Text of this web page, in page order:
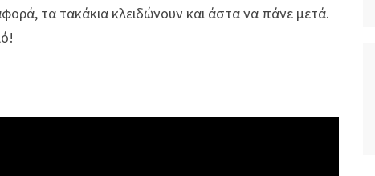
τα τακάκια κλειδώνουν και άστα να πάνε μετά.